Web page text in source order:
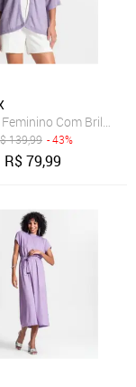
Com Brilho
139,99 - 43%
R$79,99